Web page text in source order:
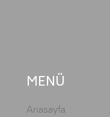
MENÜ
Anasayfa